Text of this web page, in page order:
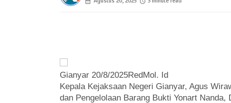
Gianyar 20/8/2025RedMol. Id
Kepala Kejaksaan Negeri Gianyar, Agus
dan Pengelolaan Barang Bukti Yonart